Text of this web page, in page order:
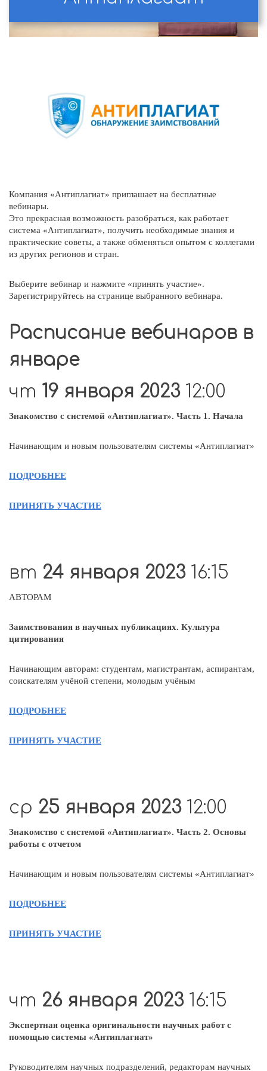
Компания «Антиплагиат» приглашает на бесплатные
вебинары.
Это прекрасная возможность разобраться, как работает
система «Антиплагиат», получить необходимые знания и
практические советы, а также обменяться опытом с коллегами
из других регионов и стран.
Выберите вебинар и нажмите «принять участие».
Зарегистрируйтесь на странице выбранного вебинара.
Расписание вебинаров в
январе
чт 19 января 2023 12:00
Знакомство с системой «Антиплагиат». Часть 1. Начала
Начинающим и новым пользователям системы «Антиплагиат»
ПОДРОБНЕЕ
ПРИНЯТЬ УЧАСТИЕ
вт 24 января 2023 16:15
АВТОРАМ
Заимствования в научных публикациях. Культура
цитирования
Начинающим авторам: студентам, магистрантам, аспирантам,
соискателям учёной степени, молодым учёным
ПОДРОБНЕЕ
ПРИНЯТЬ УЧАСТИЕ
ср 25 января 2023 12:00
Знакомство с системой «Антиплагиат». Часть 2. Основы
работы с отчетом
Начинающим и новым пользователям системы «Антиплагиат»
ПОДРОБНЕЕ
ПРИНЯТЬ УЧАСТИЕ
чт 26 января 2023 16:15
Экспертная оценка оригинальности научных работ с
помощью системы «Антиплагиат»
Руководителям научных подразделений, редакторам научных